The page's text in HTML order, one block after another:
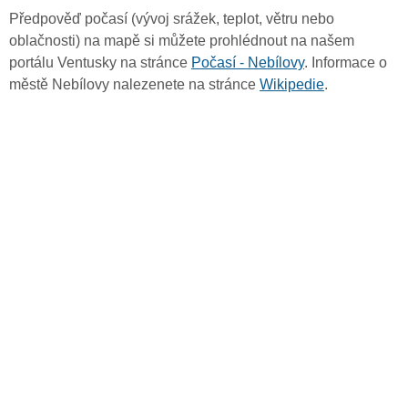
Předpověď počasí (vývoj srážek, teplot, větru nebo
oblačnosti) na mapě si můžete prohlédnout na našem
portálu Ventusky na stránce Počasí - Nebílovy. Informace o
městě Nebílovy nalezenete na stránce Wikipedie.